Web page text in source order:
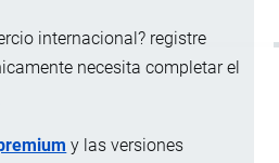
internacional? registre
necesita completar el
y las versiones